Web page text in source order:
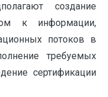
создание
к информации,
потоков в
требуемых
сертификации